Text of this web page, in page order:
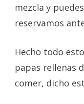
mezcla y
reservamos
Hecho todo
papas rellenas
comer, dicho